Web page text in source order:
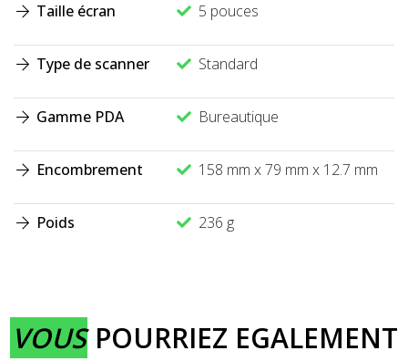
Taille écran 5 pouces
Type de scanner Standard
Gamme PDA Bureautique
Encombrement 158 mm x 79 mm x 12.7 mm
Poids 236 g
VOUSPOURRIEZ EGALEMENT